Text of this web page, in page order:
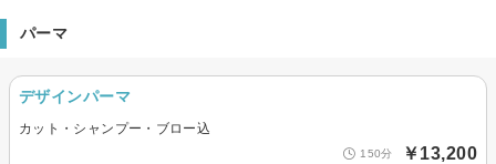
パーマ
デザインパーマ
カット・シャンプー・ブロー込
150分 ￥13,200